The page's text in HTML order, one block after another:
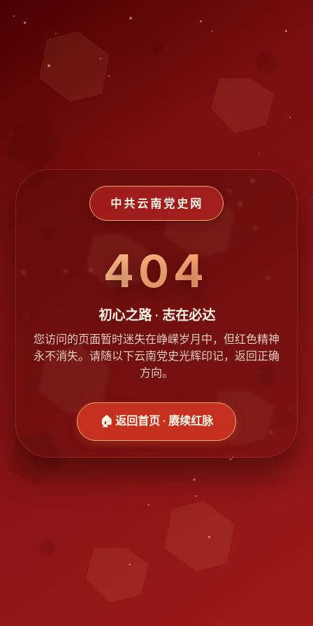
中共云南党史网
404
初心之路 · 志在必达
您访问的页面暂时迷失在峥嵘岁月中，但红色精神
永不消失。请随以下云南党史光辉印记，返回正确
方向。
🏠 返回首页 · 赓续红脉